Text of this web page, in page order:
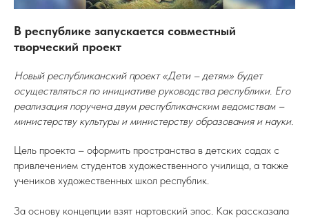
В республике запускается совместный
творческий проект
Новый республиканский проект «Дети – детям» будет
осуществляться по инициативе руководства республики. Его
реализация поручена двум республиканским ведомствам –
министерству культуры и министерству образования и науки.
Цель проекта – оформить пространства в детских садах с
привлечением студентов художественного училища, а также
учеников художественных школ республик.
За основу концепции взят нартовский эпос. Как рассказала